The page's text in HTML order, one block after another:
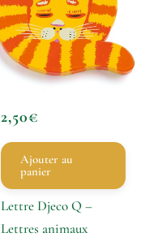
2,50€
Ajouter au
panier
Lettre Djeco Q –
Lettres animaux